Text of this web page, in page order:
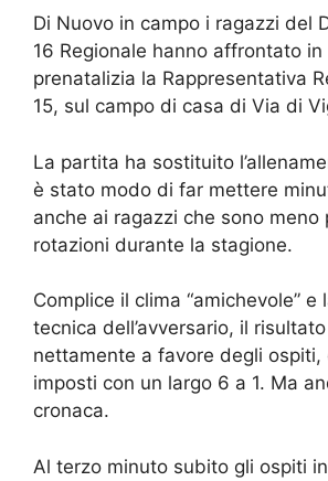
Di Nuovo in campo i ragazzi del
16 Regionale hanno affrontato in
prenatalizia la Rappresentativa
15, sul campo di casa di Via di
La partita ha sostituito
è stato modo di far mettere
anche ai ragazzi che sono meno
rotazioni durante la stagione.
Complice il clima “amichevole” e
tecnica dell’avversario, il
nettamente a favore degli ospiti,
imposti con un largo 6 a 1. Ma
cronaca.
Al terzo minuto subito gli ospiti